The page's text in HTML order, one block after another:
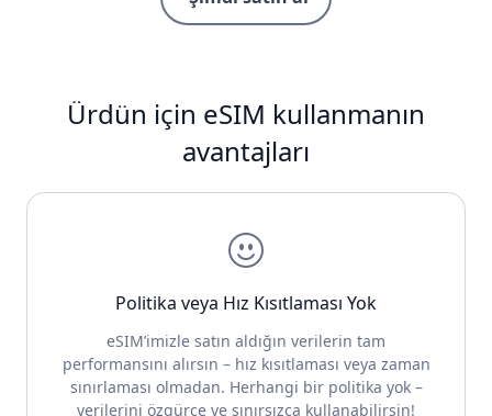
Ürdün için eSIM kullanmanın
avantajları
Politika veya Hız Kısıtlaması Yok
eSIM’imizle satın aldığın verilerin tam
performansını alırsın – hız kısıtlaması veya zaman
sınırlaması olmadan. Herhangi bir politika yok –
verilerini özgürce ve sınırsızca kullanabilirsin!